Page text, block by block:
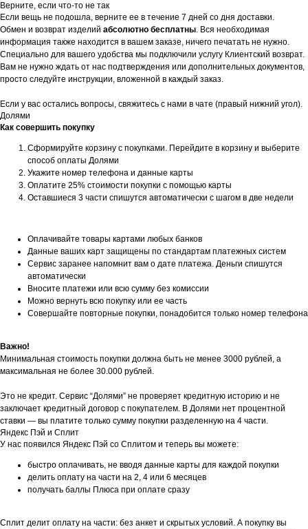
Верните, если что-то не так
Если вещь не подошла, верните ее в течение 7 дней со дня доставки.
Обмен и возврат изделий абсолютно бесплатны. Вся необходимая
информация также находится в вашем заказе, ничего печатать не нужно.
Специально для вашего удобства мы подключили услугу Клиентский возврат.
Вам не нужно ждать от нас подтверждения или дополнительных документов,
просто следуйте инструкции, вложенной в каждый заказ.
Если у вас остались вопросы, свяжитесь с нами в чате (правый нижний угол).
Долями
Как совершить покупку
Сформируйте корзину с покупками. Перейдите в корзину и выберите
способ оплаты Долями
Укажите номер телефона и данные карты
Оплатите 25% стоимости покупки с помощью карты
Оставшиеся 3 части спишутся автоматически с шагом в две недели
Оплачивайте товары картами любых банков
Данные ваших карт защищены по стандартам платежных систем
Сервис заранее напомнит вам о дате платежа. Деньги спишутся
автоматически
Вносите платежи или всю сумму без комиссии
Можно вернуть всю покупку или ее часть
Совершайте повторные покупки, понадобится только номер телефона
Важно!
Минимальная стоимость покупки должна быть не менее 3000 рублей, а
максимальная не более 30.000 рублей.
Это не кредит. Сервис “Долями” не проверяет кредитную историю и не
заключает кредитный договор с покупателем. В Долями нет процентной
ставки — вы платите только сумму покупки разделенную на 4 части.
Яндекс Пэй и Сплит
У нас появился Яндекс Пэй со Сплитом и теперь вы можете:
быстро оплачивать, не вводя данные карты для каждой покупки
делить оплату на части на 2, 4 или 6 месяцев
получать баллы Плюса при оплате сразу
Сплит делит оплату на части: без анкет и скрытых условий. А покупку вы